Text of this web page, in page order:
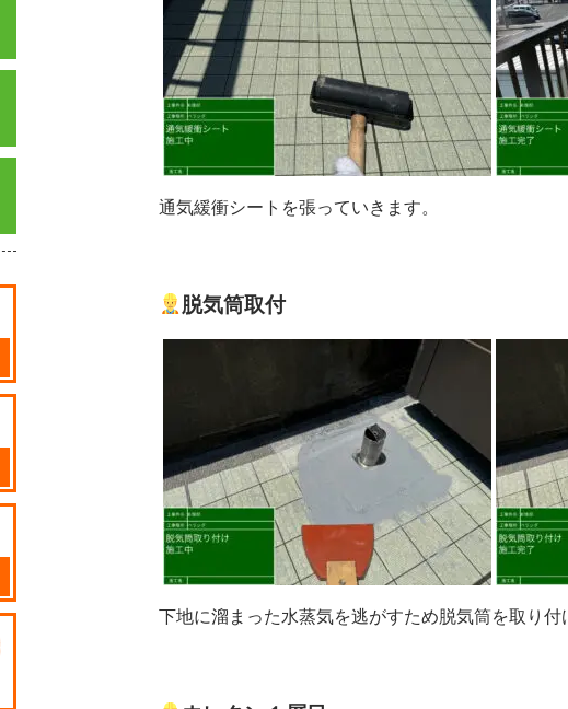
通気緩衝シートを張っていきます。
脱気筒取付
下地に溜まった水蒸気を逃がすため脱気筒を取り付